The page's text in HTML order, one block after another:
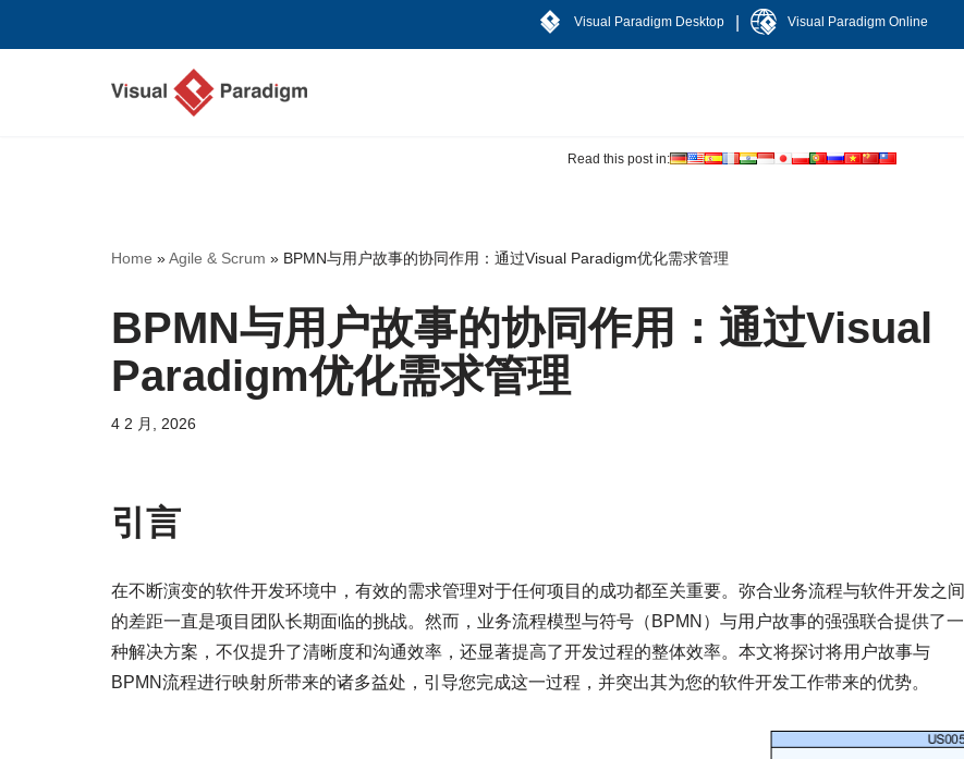
Visual Paradigm Desktop Visual Paradigm Online
Read this post in:
Home »Agile & Scrum » BPMN与用户故事的协同作用：通过Visual Paradigm优化需求管理
BPMN与用户故事的协同作用：通过Visual
Paradigm优化需求管理
4 2 月, 2026
引言
在不断演变的软件开发环境中，有效的需求管理对于任何项目的成功都至关重要。弥合业务流程与软件开发之间
的差距一直是项目团队长期面临的挑战。然而，业务流程模型与符号（BPMN）与用户故事的强强联合提供了一
种解决方案，不仅提升了清晰度和沟通效率，还显著提高了开发过程的整体效率。本文将探讨将用户故事与
BPMN流程进行映射所带来的诸多益处，引导您完成这一过程，并突出其为您的软件开发工作带来的优势。